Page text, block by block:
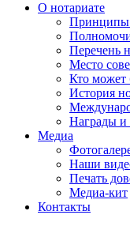
О нотариате
Принципы
Перечень
Место
Кто может
История
Награды и
Медиа
Наши
Печать
Медиа-кит
Контакты